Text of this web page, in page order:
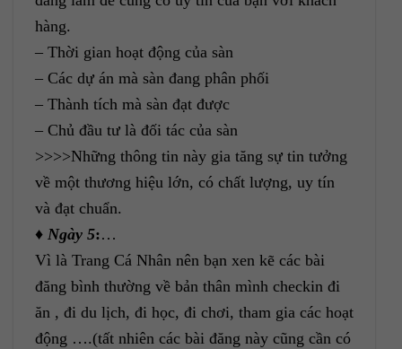
hàng.
– Thời gian hoạt động của sàn
– Các dự án mà sàn đang phân phối
– Thành tích mà sàn đạt được
– Chủ đầu tư là đối tác của sàn
>>>>Những thông tin này gia tăng sự tin tưởng
về một thương hiệu lớn, có chất lượng, uy tín
và đạt chuẩn.
♦ Ngày 5:…
Vì là Trang Cá Nhân nên bạn xen kẽ các bài
đăng bình thường về bản thân mình checkin đi
ăn , đi du lịch, đi học, đi chơi, tham gia các hoạt
động ….(tất nhiên các bài đăng này cũng cần có